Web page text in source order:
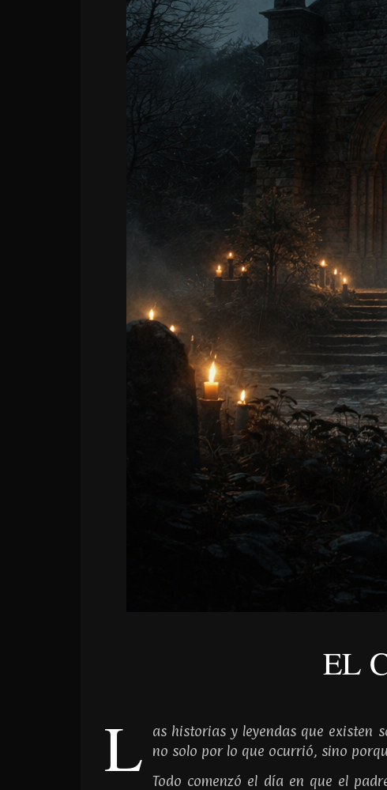
EL
L
as historias y leyendas que existen
no solo por lo que ocurrió, sino
Todo comenzó el día en que el